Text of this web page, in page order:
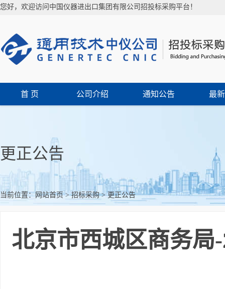
您好，欢迎访问中国仪器进出口集团有限公司招投标采购平台！
首 页 公司介绍 通知公告 最
更正公告
当前位置：网站首页>招标采购>更正公告
北京市西城区商务局